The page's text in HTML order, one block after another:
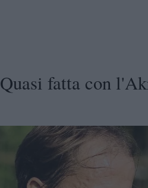
fatta con